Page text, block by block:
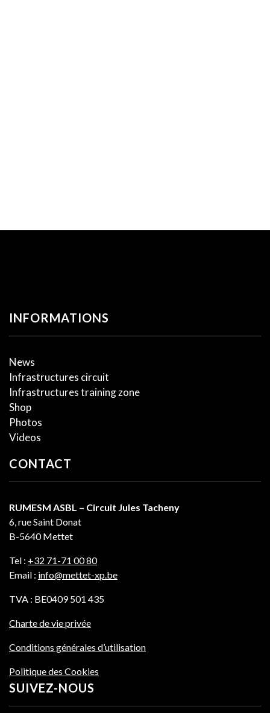
INFORMATIONS
News
Infrastructures circuit
Infrastructures training zone
Shop
Photos
Videos
CONTACT
RUMESM ASBL – Circuit Jules Tacheny
6, rue Saint Donat
B-5640 Mettet
Tel : +32 71-71 00 80
Email : info@mettet-xp.be
TVA : BE0409 501 435
Charte de vie privée
Conditions générales d’utilisation
Politique des Cookies
SUIVEZ-NOUS